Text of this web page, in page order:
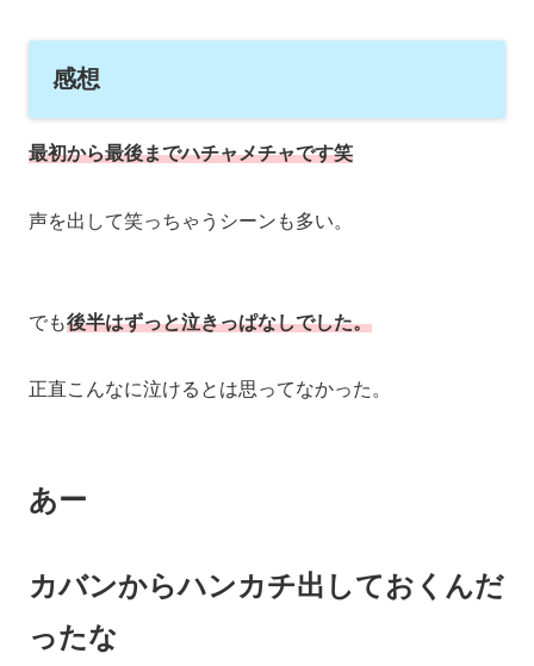
感想
最初から最後までハチャメチャです笑
声を出して笑っちゃうシーンも多い。
でも後半はずっと泣きっぱなしでした。
正直こんなに泣けるとは思ってなかった。
あー
カバンからハンカチ出しておくんだ
ったな